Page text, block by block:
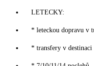
LETECKY:
* leteckou dopravu v
* transfery v destinaci